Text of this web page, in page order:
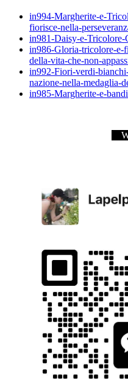
in994-Margherite-e-
fiorisce-nella-
in981-Daisy-e-Tricolore-
in986-Gloria-tricolore-e-
della-vita-che-non-
in992-Fiori-verdi-
nazione-nella-medaglia-
in985-Margherite-e-